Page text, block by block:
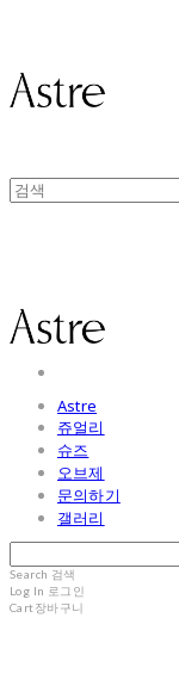
Astre
쥬얼리
슈즈
오브제
문의하기
갤러리
Search 검색
Log In 로그인
Cart장바구니